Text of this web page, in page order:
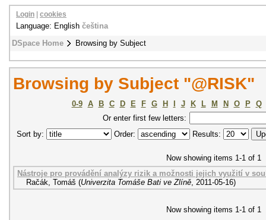
DSpace Home Browsing by Subject
Login cookies
Language: English čeština
Browsing by Subject "@RISK"
0-9 A B C D E F G H J K L M N O P
Q
Or enter first few letters:
Sort by:
Order: Results:
Now showing items 1-1 of 1
Nástroje pro provádění analýzy rizik a možnosti jejich využití v
Račák, Tomáš (Univerzita Tomáše Bati ve Zlíně, 2011-05-16)
Now showing items 1-1 of 1